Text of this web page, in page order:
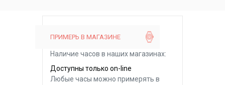
ПРИМЕРЬ В МАГАЗИНЕ
Наличие часов в наших магазинах:
Доступны только on-line
Любые часы можно примерять в